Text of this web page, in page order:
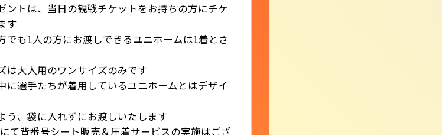
ントは、当日の観戦チケットをお持ちの方にチケ
す
でも1人の方にお渡しできるユニホームは1着とさ
は大人用のワンサイズのみです
に選手たちが着用しているユニホームとはデザイ
う、袋に入れずにお渡しいたします
て背番号シート販売＆圧着サービスの実施はござ